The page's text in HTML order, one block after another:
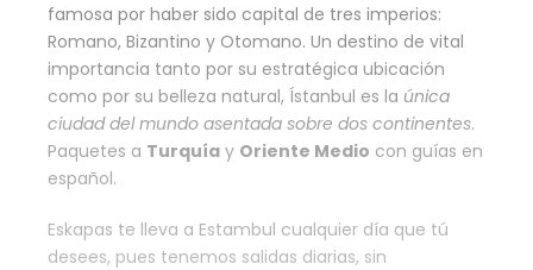
famosa por haber sido capital de tres imperios:
Romano, Bizantino y Otomano. Un destino de vital
importancia tanto por su estratégica ubicación
como por su belleza natural, Ístanbul es la única
ciudad del mundo asentada sobre dos continentes.
Paquetes a Turquía y Oriente Medio con guías en
español.
Eskapas te lleva a Estambul cualquier día que tú
desees, pues tenemos salidas diarias, sin